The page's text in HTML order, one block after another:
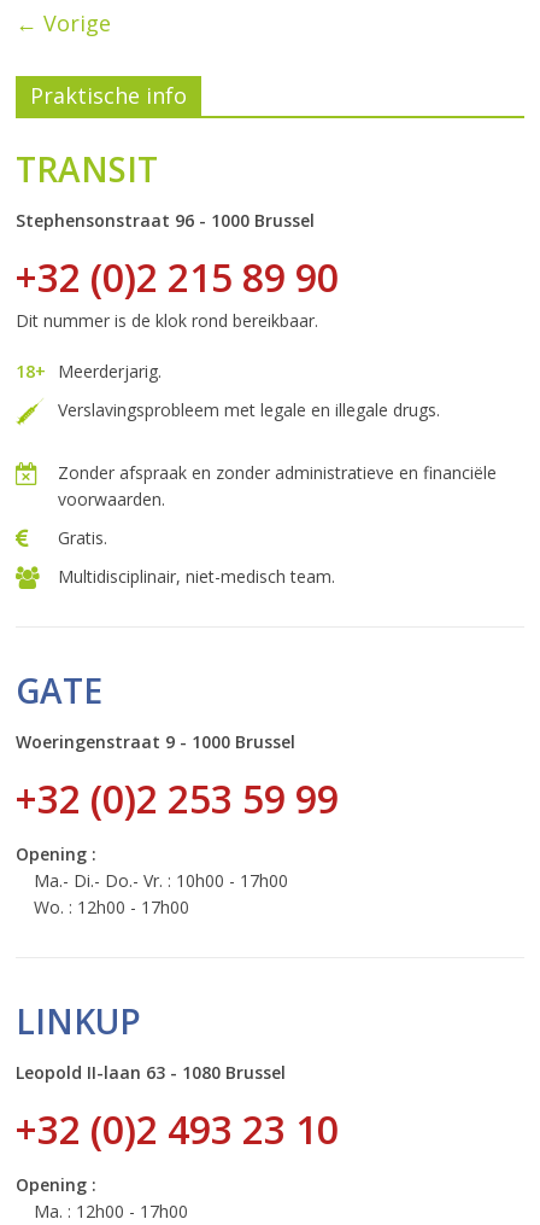
← Vorige
Praktische info
TRANSIT
Stephensonstraat 96 - 1000 Brussel
+32 (0)2 215 89 90
Dit nummer is de klok rond bereikbaar.
18+
Meerderjarig.
Verslavingsprobleem met legale en illegale drugs.
Zonder afspraak en zonder administratieve en financiële
voorwaarden.
Gratis.
Multidisciplinair, niet-medisch team.
GATE
Woeringenstraat 9 - 1000 Brussel
+32 (0)2 253 59 99
Opening :
Ma.- Di.- Do.- Vr. : 10h00 - 17h00
Wo. : 12h00 - 17h00
LINKUP
Leopold II-laan 63 - 1080 Brussel
+32 (0)2 493 23 10
Opening :
Ma. : 12h00 - 17h00